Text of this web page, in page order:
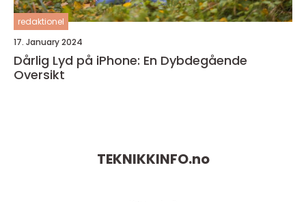
redaktionel
17. January 2024
Dårlig Lyd på iPhone: En Dybdegående
Oversikt
TEKNIKKINFO.no